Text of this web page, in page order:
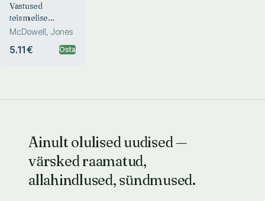
Vastused
teismelise
küsimustele
McDowell, Jones
5.11 € Osta
Ainult olulised uudised —
värsked raamatud,
allahindlused, sündmused.